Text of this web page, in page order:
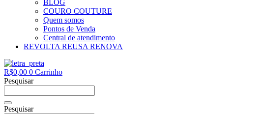
BLOG
COURO COUTURE
Quem somos
Pontos de Venda
Central de atendimento
REVOLTA REUSA RENOVA
R$0,00 0 Carrinho
Pesquisar
Pesquisar